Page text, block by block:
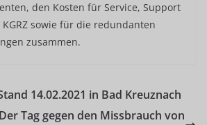
den Kosten für Service, Support
sowie für die redundanten
zusammen.
14.02.2021 in Bad Kreuznach
Tag gegen den Missbrauch von